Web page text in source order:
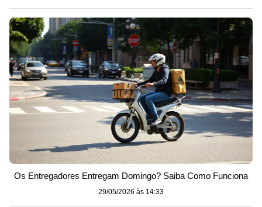
Os Entregadores Entregam Domingo? Saiba Como Funciona
29/05/2026 às 14:33